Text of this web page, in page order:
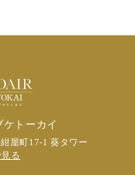
トーカイ
屋町17-1 葵タワー
る